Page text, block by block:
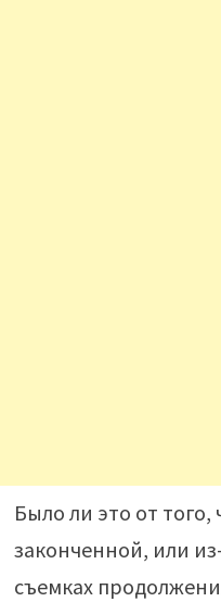
Было ли это от того,
законченной, или
съемках